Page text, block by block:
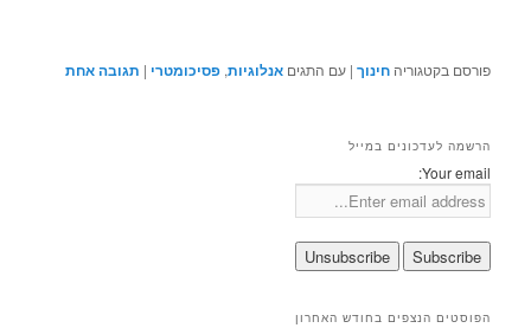
פורסם בקטגוריה חינוך |עם התגים אנלוגיות,פסיכומטרי | תגובהאחת
הרשמה לעדכונים במייל
Your email:
הפוסטים הנצפים בחודש האחרון